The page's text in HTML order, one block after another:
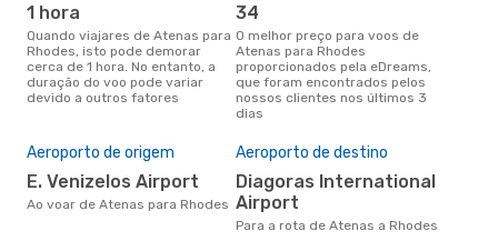
1 hora
Quando viajares de Atenas para
Rhodes, isto pode demorar
cerca de 1 hora. No entanto, a
duração do voo pode variar
devido a outros fatores
34
O melhor preço para voos de
Atenas para Rhodes
proporcionados pela eDreams,
que foram encontrados pelos
nossos clientes nos últimos 3
dias
Aeroporto de origem
E. Venizelos Airport
Ao voar de Atenas para Rhodes
Aeroporto de destino
Diagoras International
Airport
Para a rota de Atenas a Rhodes